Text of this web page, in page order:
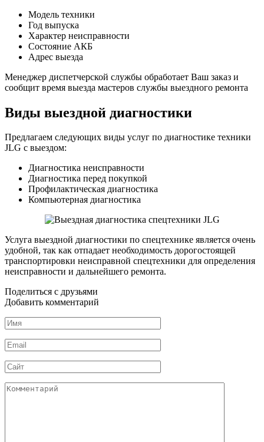
Модель техники
Год выпуска
Характер неисправности
Состояние АКБ
Адрес выезда
Менеджер диспетчерской службы обработает Ваш заказ и
сообщит время выезда мастеров службы выездного ремонта
Виды выездной диагностики
Предлагаем следующих виды услуг по диагностике техники
JLG с выездом:
Диагностика неисправности
Диагностика перед покупкой
Профилактическая диагностика
Компьютерная диагностика
Услуга выездной диагностики по спецтехнике является очень
удобной, так как отпадает необходимость дорогостоящей
транспортировки неисправной спецтехники для определения
неисправности и дальнейшего ремонта.
Поделиться с друзьями
Добавить комментарий
Имя
*
Email
*
Сайт
Комментарий